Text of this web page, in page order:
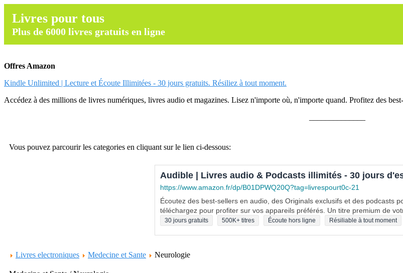
Livres pour tous
Plus de 6000 livres gratuits en ligne
Offres Amazon
Kindle Unlimited | Lecture et Écoute Illimitées - 30 jours gratuits. Résiliez à tout moment.
Accédez à des millions de livres numériques, livres audio et magazines. Lisez n'importe où, n'importe quand. Profitez des
Vous pouvez parcourir les categories en cliquant sur le lien ci-dessous:
Audible | Livres audio & Podcasts illimités - 30 jours
https://www.amazon.fr/dp/B01DPWQ20Q?tag=livrespourt0c-21
Écoutez des best-sellers en audio, des Originals exclusifs et des podcasts
téléchargez pour profiter sur vos appareils préférés. Un titre premium de
30 jours gratuits 500K+ titres Écoute hors ligne Résiliable à tout moment
Livres electroniques Medecine et Sante Neurologie